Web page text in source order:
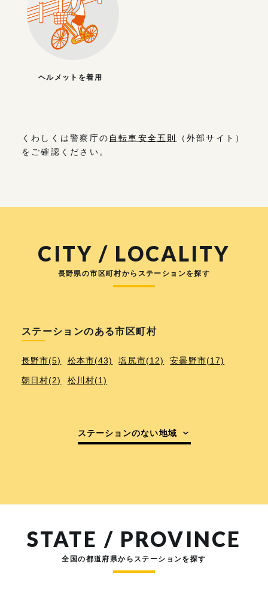
ヘルメットを着用
くわしくは警察庁の 自転車安全五則
（外部サイト）
をご確認ください。
CITY / LOCALITY
長野県の市区町村からステーションを探す
ステーションのある市区町村
長野市(5) 松本市(43) 塩尻市(12) 安曇野市(17)
朝日村(2) 松川村(1)
ステーションのない地域
STATE / PROVINCE
全国の都道府県からステーションを探す